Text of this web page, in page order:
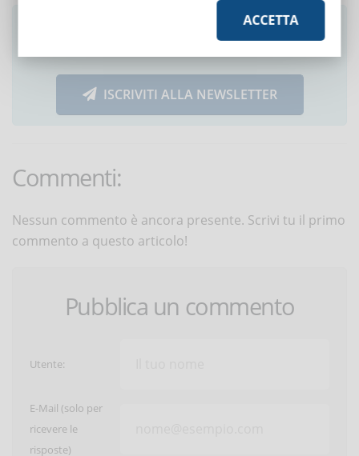
Ti è piaciuto questo articolo? Iscriviti alla
newsletter e ricevi le notizie settimanali!
ISCRIVITI ALLA NEWSLETTER
Commenti:
Nessun commento è ancora presente. Scrivi tu il primo
commento a questo articolo!
Pubblica un commento
Utente:
E-Mail (solo per
ricevere le
risposte)
ACCETTA